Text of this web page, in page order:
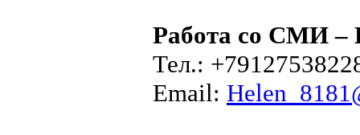
Работа со СМИ –
Тел.:
Email: